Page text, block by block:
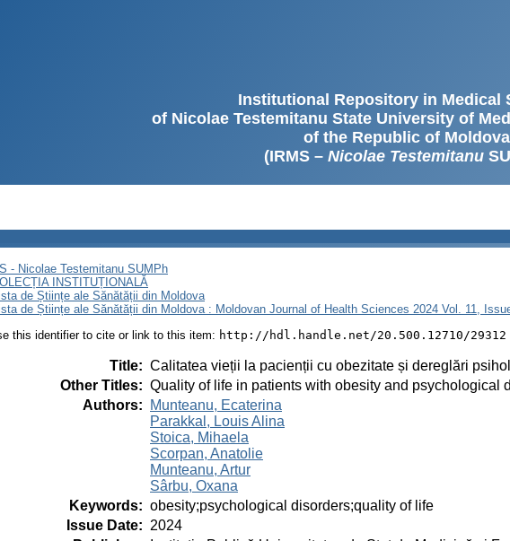
Institutional Repository in Medical
of Nicolae Testemitanu State University of
of the Republic of Moldova
(IRMS – Nicolae Testemitanu
- Nicolae Testemitanu SUMPh
INSTITUȚIONALĂ
de Științe ale Sănătății din Moldova
de Științe ale Sănătății din Moldova : Moldovan Journal of Health Sciences 2024 Vol. 11,
this identifier to cite or link to this item: http://hdl.handle.net/20.500.12710/29312
Title: Calitatea vieții la pacienții cu obezitate și dereglări
Other Titles: Quality of life in patients with obesity and psychological
Authors:
Munteanu, Ecaterina
Parakkal, Louis Alina
Stoica, Mihaela
Scorpan, Anatolie
Munteanu, Artur
Sârbu, Oxana
Keywords: obesity;psychological disorders;quality of life
Issue Date: 2024